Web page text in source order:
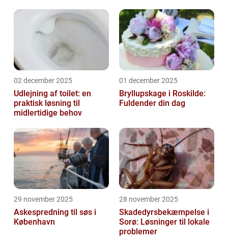
02 december 2025
Udlejning af toilet: en
praktisk løsning til
midlertidige behov
01 december 2025
Bryllupskage i Roskilde:
Fuldender din dag
29 november 2025
Askespredning til søs i
København
28 november 2025
Skadedyrsbekæmpelse i
Sorø: Løsninger til lokale
problemer